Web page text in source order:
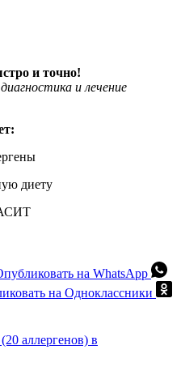
и точно!
и лечение
диету
на WhatsApp
на Одноклассники